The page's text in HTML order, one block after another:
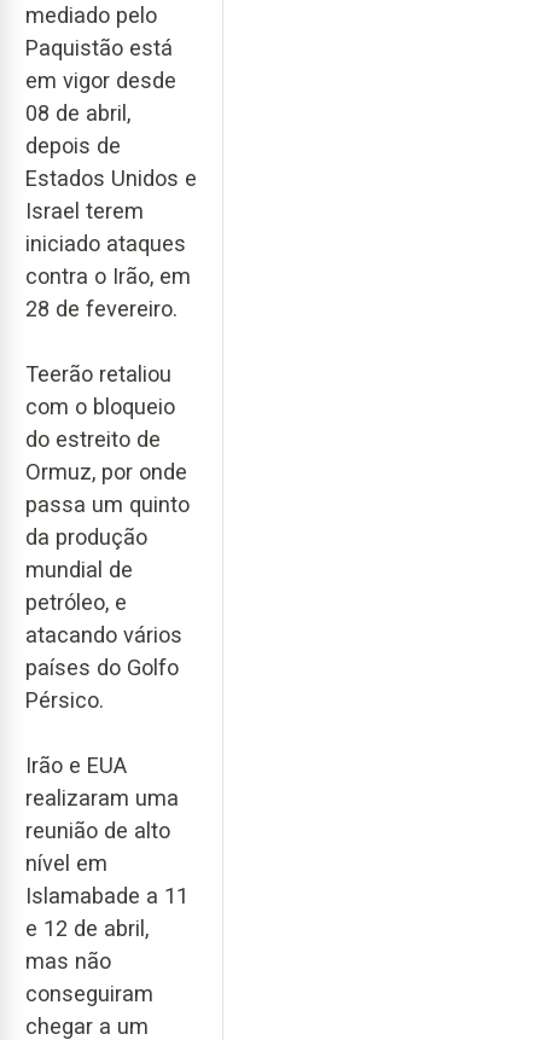
mediado pelo
Paquistão está
em vigor desde
08 de abril,
depois de
Estados Unidos e
Israel terem
iniciado ataques
contra o Irão, em
28 de fevereiro.
Teerão retaliou
com o bloqueio
do estreito de
Ormuz, por onde
passa um quinto
da produção
mundial de
petróleo, e
atacando vários
países do Golfo
Pérsico.
Irão e EUA
realizaram uma
reunião de alto
nível em
Islamabade a 11
e 12 de abril,
mas não
conseguiram
chegar a um